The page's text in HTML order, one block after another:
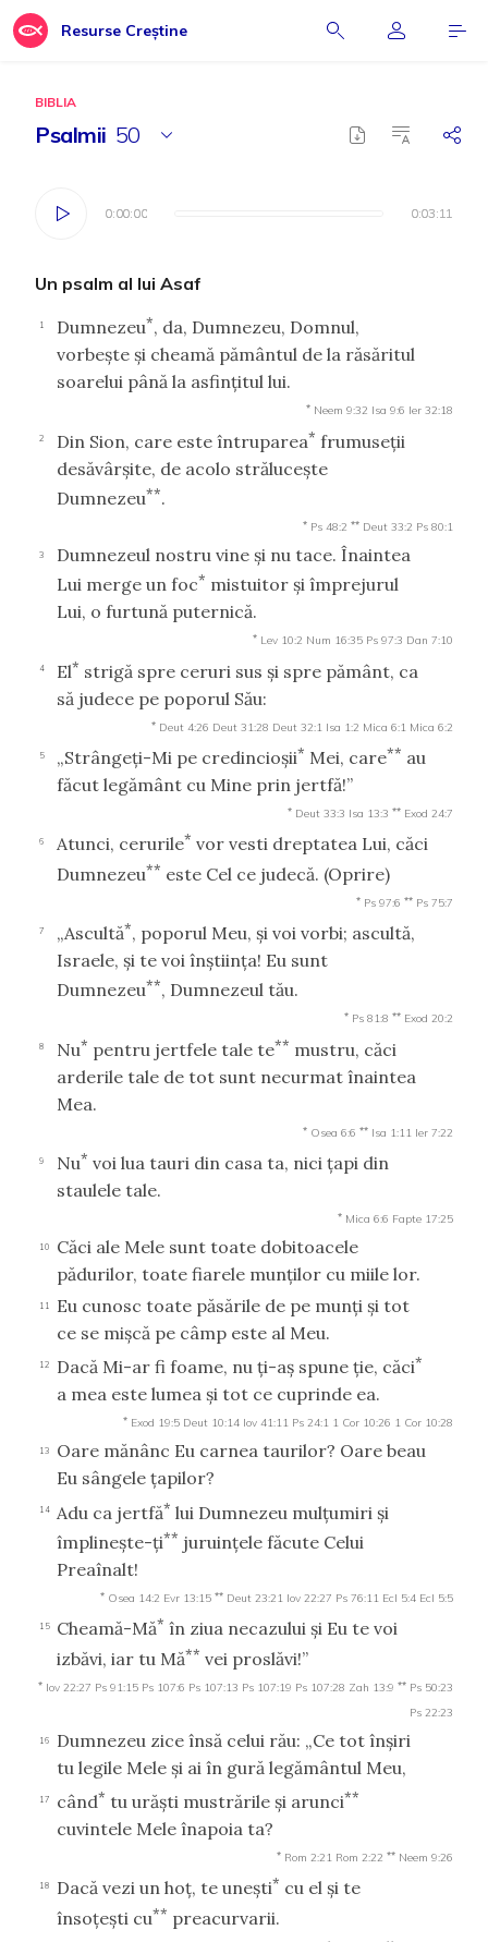
Resurse Creștine
BIBLIA
Psalmii 50
0:00:00 0:03:11
0:00:00 0:03:11
Un psalm al lui Asaf
1 Dumnezeu*, da, Dumnezeu, Domnul,
vorbeşte şi cheamă pământul de la răsăritul
soarelui până la asfinţitul lui.
* Neem 9:32 Isa 9:6 Ier 32:18
2 Din Sion, care este întruparea* frumuseţii
desăvârşite, de acolo străluceşte
Dumnezeu**.
* Ps 48:2 ** Deut 33:2 Ps 80:1
3
Dumnezeul nostru vine şi nu tace. Înaintea
Lui merge un foc* mistuitor şi împrejurul
Lui, o furtună puternică.
* Lev 10:2 Num 16:35 Ps 97:3 Dan 7:10
4 El* strigă spre ceruri sus şi spre pământ, ca
să judece pe poporul Său:
* Deut 4:26 Deut 31:28 Deut 32:1 Isa 1:2 Mica 6:1 Mica 6:2
5 „Strângeţi-Mi pe credincioşii* Mei, care** au
făcut legământ cu Mine prin jertfă!”
* Deut 33:3 Isa 13:3 ** Exod 24:7
6 Atunci, cerurile* vor vesti dreptatea Lui, căci
Dumnezeu** este Cel ce judecă. (Oprire)
* Ps 97:6 ** Ps 75:7
7 „Ascultă*, poporul Meu, şi voi vorbi; ascultă,
Israele, şi te voi înştiinţa! Eu sunt
Dumnezeu**, Dumnezeul tău.
* Ps 81:8 ** Exod 20:2
8 Nu* pentru jertfele tale te** mustru, căci
arderile tale de tot sunt necurmat înaintea
Mea.
* Osea 6:6 ** Isa 1:11 Ier 7:22
9 Nu* voi lua tauri din casa ta, nici ţapi din
staulele tale.
* Mica 6:6 Fapte 17:25
10
Căci ale Mele sunt toate dobitoacele
pădurilor, toate fiarele munţilor cu miile lor.
11
Eu cunosc toate păsările de pe munţi şi tot
ce se mişcă pe câmp este al Meu.
12 Dacă Mi-ar fi foame, nu ţi-aş spune ţie, căci*
a mea este lumea şi tot ce cuprinde ea.
* Exod 19:5 Deut 10:14 Iov 41:11 Ps 24:1 1 Cor 10:26 1 Cor 10:28
13
Oare mănânc Eu carnea taurilor? Oare beau
Eu sângele ţapilor?
14 Adu ca jertfă* lui Dumnezeu mulţumiri şi
împlineşte-ţi** juruinţele făcute Celui
Preaînalt!
* Osea 14:2 Evr 13:15 ** Deut 23:21 Iov 22:27 Ps 76:11 Ecl 5:4 Ecl 5:5
15 Cheamă-Mă* în ziua necazului şi Eu te voi
izbăvi, iar tu Mă** vei proslăvi!”
* Iov 22:27 Ps 91:15 Ps 107:6 Ps 107:13 Ps 107:19 Ps 107:28 Zah 13:9 ** Ps 50:23
Ps 22:23
16
Dumnezeu zice însă celui rău: „Ce tot înşiri
tu legile Mele şi ai în gură legământul Meu,
17 când* tu urăşti mustrările şi arunci**
cuvintele Mele înapoia ta?
* Rom 2:21 Rom 2:22 ** Neem 9:26
18 Dacă vezi un hoţ, te uneşti* cu el şi te
însoţeşti cu** preacurvarii.